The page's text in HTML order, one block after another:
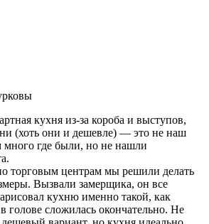
кухня из-за короба и выступов,
(хоть они и дешевле) — это не наш
где были, но не нашли
торговым центрам мы решили делать
Вызвали замерщика, он все
кухню именно такой, как
голове сложилась окончательно. Не